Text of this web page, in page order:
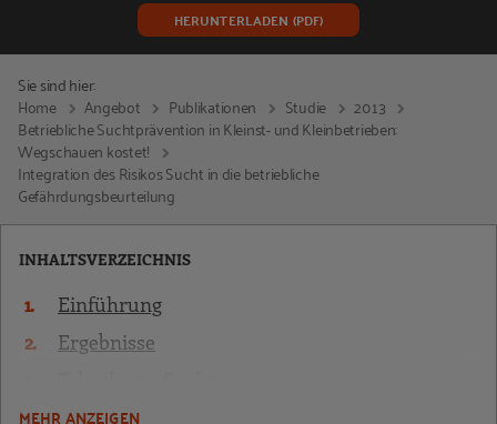
HERUNTERLADEN (PDF)
Sie sind hier:
Home
Angebot Publikationen Studie
2013
Betriebliche Suchtprävention in Kleinst- und Kleinbetrieben:
Wegschauen kostet!
Integration des Risikos Sucht in die betriebliche
Gefährdungsbeurteilung
INHALTSVERZEICHNIS
Einführung
Ergebnisse
Ansatzpunkte zur Entwicklung von
MEHR ANZEIGEN